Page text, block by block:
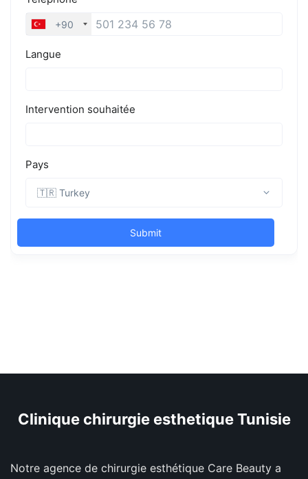
Clinique chirurgie esthetique Tunisie
Notre agence de chirurgie esthétique Care Beauty a